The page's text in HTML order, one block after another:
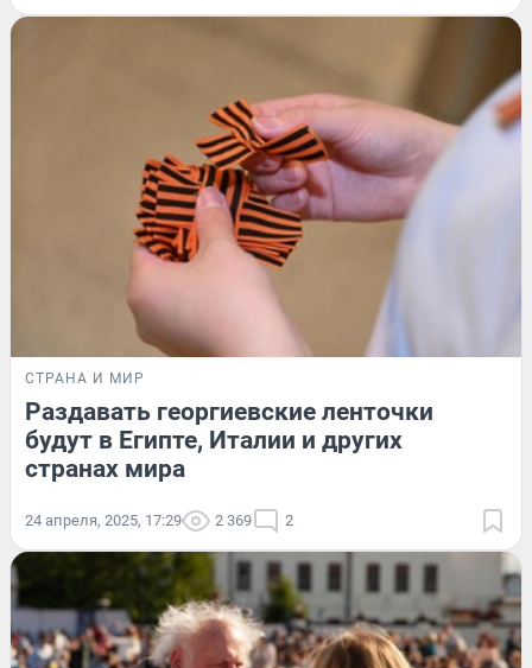
СТРАНА И МИР
Раздавать георгиевские ленточки
будут в Египте, Италии и других
странах мира
24 апреля, 2025, 17:29 2 369 2